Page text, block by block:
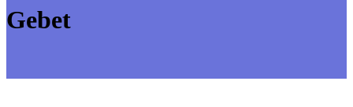
Gebet